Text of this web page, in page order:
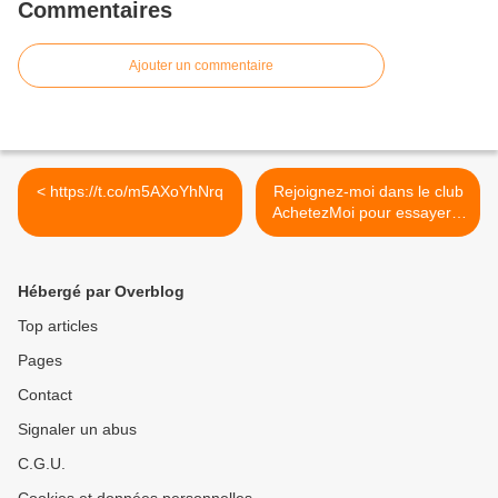
Commentaires
Ajouter un commentaire
< https://t.co/m5AXoYhNrq
Rejoignez-moi dans le club
AchetezMoi pour essayer...
>
Hébergé par Overblog
Top articles
Pages
Contact
Signaler un abus
C.G.U.